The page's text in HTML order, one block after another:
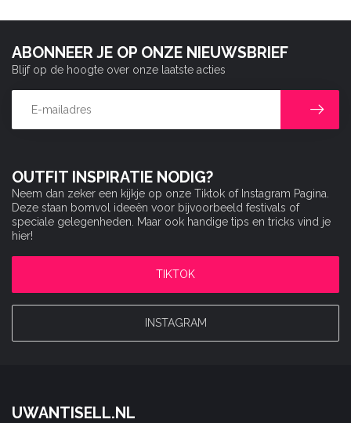
OUTFIT INSPIRATIE NODIG?
Neem dan zeker een kijkje op onze Tiktok of Instagram Pagina.
Deze staan bomvol ideeën voor bijvoorbeeld festivals of
speciale gelegenheden. Maar ook handige tips en tricks vind je
hier!
TIKTOK
INSTAGRAM
ABONNEER JE OP ONZE NIEUWSBRIEF
Blijf op de hoogte over onze laatste acties
UWANTISELL.NL